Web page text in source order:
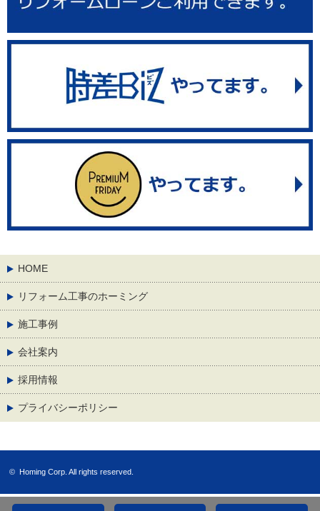
HOME
リフォーム工事のホーミング
施工事例
会社案内
採用情報
プライバシーポリシー
© Homing Corp. All rights reserved.